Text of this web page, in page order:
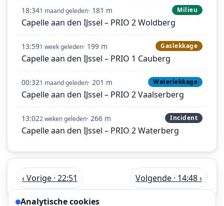
18:341 maand geleden· 181 m Milieu
Capelle aan den IJssel – PRIO 2 Woldberg
13:591 week geleden· 199 m Gaslekkage
Capelle aan den IJssel – PRIO 1 Cauberg
00:321 maand geleden· 201 m Waterlekkage
Capelle aan den IJssel – PRIO 2 Vaalserberg
13:022 weken geleden· 266 m Incident
Capelle aan den IJssel – PRIO 2 Waterberg
‹ Vorige · 22:51 Volgende · 14:48 ›
Analytische cookies